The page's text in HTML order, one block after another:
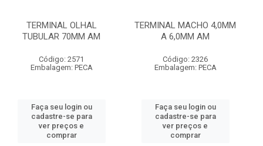
TERMINAL OLHAL
TUBULAR 70MM AM
Código: 2571
Embalagem: PECA
Faça seu login ou
cadastre-se para
ver preços e
comprar
TERMINAL MACHO 4,0MM
A 6,0MM AM
Código: 2326
Embalagem: PECA
Faça seu login ou
cadastre-se para
ver preços e
comprar